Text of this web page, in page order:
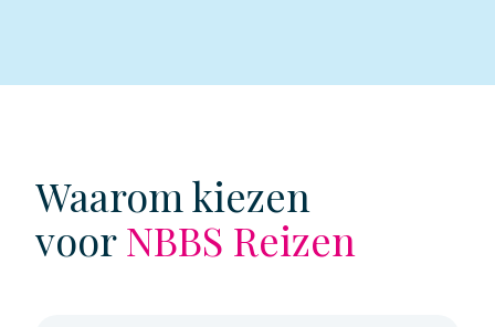
Waarom kiezen
voorNBBS Reizen